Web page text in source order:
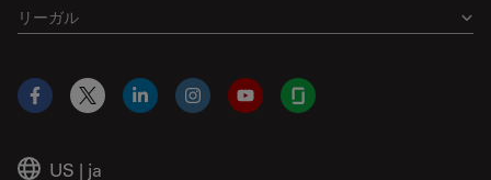
リーガル
US | ja
Facebook
X LinkedInInstagramYouTubeGlassdoor